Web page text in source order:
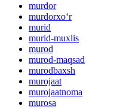
murdor
murdorxo‘r
murid
murid-muxlis
murod
murod-maqsad
murodbaxsh
murojaat
murojaatnoma
murosa